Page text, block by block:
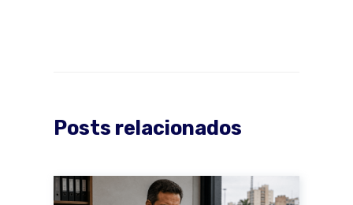
Posts relacionados